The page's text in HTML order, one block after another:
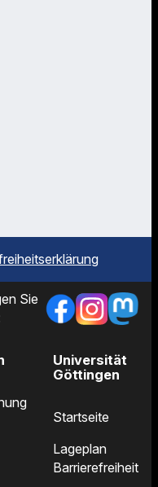
Sie
Universität
Göttingen
Startseite
Lageplan
Barrierefreiheit